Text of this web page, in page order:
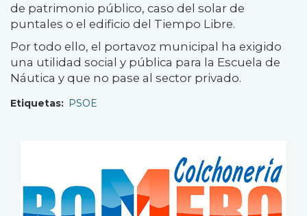
de patrimonio público, caso del solar de
puntales o el edificio del Tiempo Libre.
Por todo ello, el portavoz municipal ha exigido
una utilidad social y pública para la Escuela de
Náutica y que no pase al sector privado.
Etiquetas PSOE